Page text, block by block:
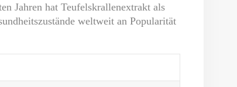
Jahren hat Teufelskrallenextrakt als
weltweit an Popularität